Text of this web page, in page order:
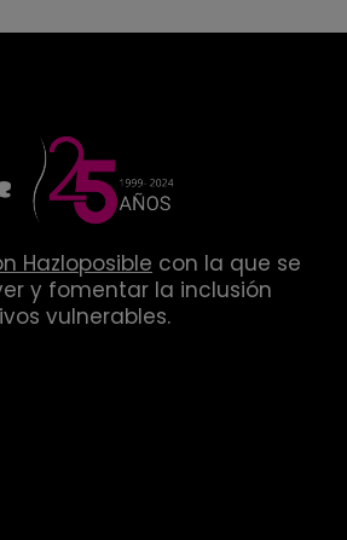
Hazloposible con la que se
y fomentar la inclusión
vulnerables.